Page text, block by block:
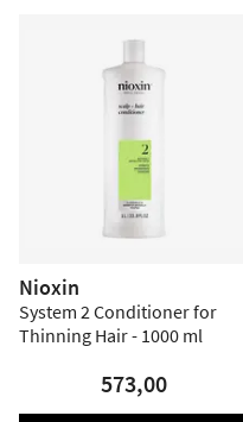
Nioxin
System 2 Conditioner for
Thinning Hair - 1000 ml
573,00